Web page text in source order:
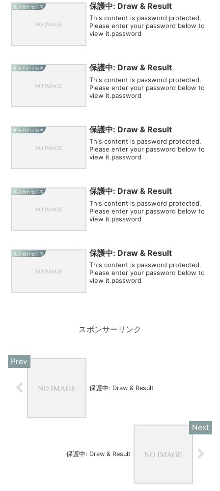
組み合わせ共有 保護中: Draw & Result
This content is password protected.
Please enter your password below to
view it.password
組み合わせ共有 保護中: Draw & Result
This content is password protected.
Please enter your password below to
view it.password
組み合わせ共有 保護中: Draw & Result
This content is password protected.
Please enter your password below to
view it.password
組み合わせ共有 保護中: Draw & Result
This content is password protected.
Please enter your password below to
view it.password
組み合わせ共有 保護中: Draw & Result
This content is password protected.
Please enter your password below to
view it.password
スポンサーリンク
保護中: Draw & Result
保護中: Draw & Result